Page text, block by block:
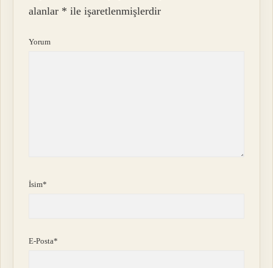
alanlar * ile işaretlenmişlerdir
Yorum
İsim*
E-Posta*